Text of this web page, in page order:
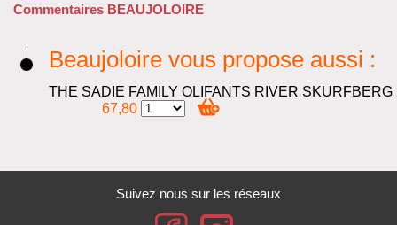
Commentaires BEAUJOLOIRE
Beaujoloire vous propose aussi :
67,80
Suivez nous sur les réseaux